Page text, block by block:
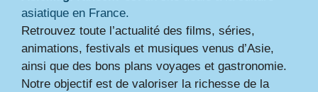
asiatique en France.
Retrouvez toute l’actualité des films, séries,
animations, festivals et musiques venus d’Asie,
ainsi que des bons plans voyages et gastronomie.
Notre objectif est de valoriser la richesse de la